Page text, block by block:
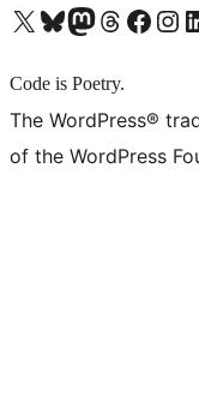
X (旧 Twitter) アカウントへBluesky アカウントへMastodon アカウントへThreads アカウントへ Facebook ページへInstagram アカウントへ
Code is Poetry.
The WordPress®
of the WordPress